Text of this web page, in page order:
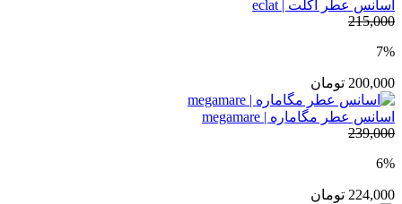
اسانس عطر اکلت | eclat
215,000
7%
200,000 تومان
اسانس عطر مگاماره | megamare
239,000
6%
224,000 تومان